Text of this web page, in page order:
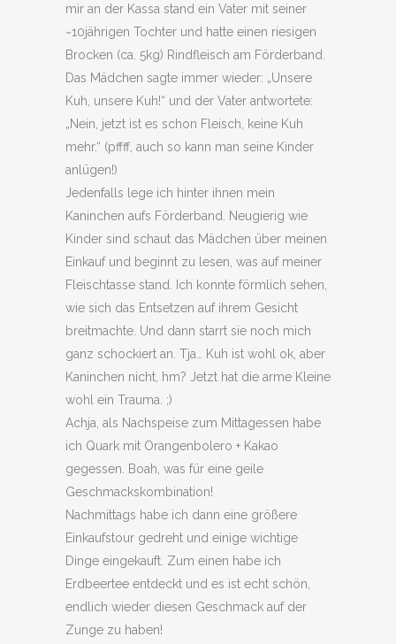
mir an der Kassa stand ein Vater mit seiner
~10jährigen Tochter und hatte einen riesigen
Brocken (ca. 5kg) Rindfleisch am Förderband.
Das Mädchen sagte immer wieder: „Unsere
Kuh, unsere Kuh!“ und der Vater antwortete:
„Nein, jetzt ist es schon Fleisch, keine Kuh
mehr.“ (pffff, auch so kann man seine Kinder
anlügen!)
Jedenfalls lege ich hinter ihnen mein
Kaninchen aufs Förderband. Neugierig wie
Kinder sind schaut das Mädchen über meinen
Einkauf und beginnt zu lesen, was auf meiner
Fleischtasse stand. Ich konnte förmlich sehen,
wie sich das Entsetzen auf ihrem Gesicht
breitmachte. Und dann starrt sie noch mich
ganz schockiert an. Tja… Kuh ist wohl ok, aber
Kaninchen nicht, hm? Jetzt hat die arme Kleine
wohl ein Trauma. ;)
Achja, als Nachspeise zum Mittagessen habe
ich Quark mit Orangenbolero + Kakao
gegessen. Boah, was für eine geile
Geschmackskombination!
Nachmittags habe ich dann eine größere
Einkaufstour gedreht und einige wichtige
Dinge eingekauft. Zum einen habe ich
Erdbeertee entdeckt und es ist echt schön,
endlich wieder diesen Geschmack auf der
Zunge zu haben!